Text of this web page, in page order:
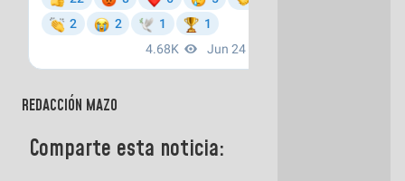
REDACCIÓN MAZO
Comparte esta noticia: